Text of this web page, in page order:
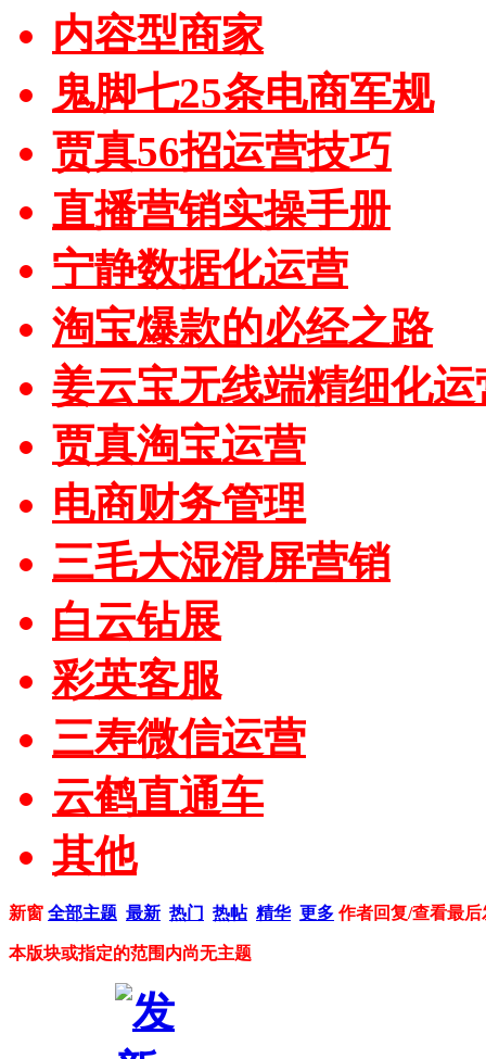
内容型商家
鬼脚七25条电商军规
贾真56招运营技巧
直播营销实操手册
宁静数据化运营
淘宝爆款的必经之路
姜云宝无线端精细化运
贾真淘宝运营
电商财务管理
三毛大湿滑屏营销
白云钻展
彩英客服
三寿微信运营
云鹤直通车
其他
新窗 全部主题 最新 热门 热帖 精华 更多 作者回复/查看最后
本版块或指定的范围内尚无主题